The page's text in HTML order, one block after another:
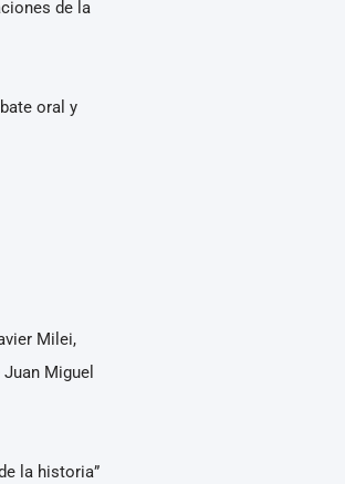
de la
oral y
Milei,
Miguel
la historia”